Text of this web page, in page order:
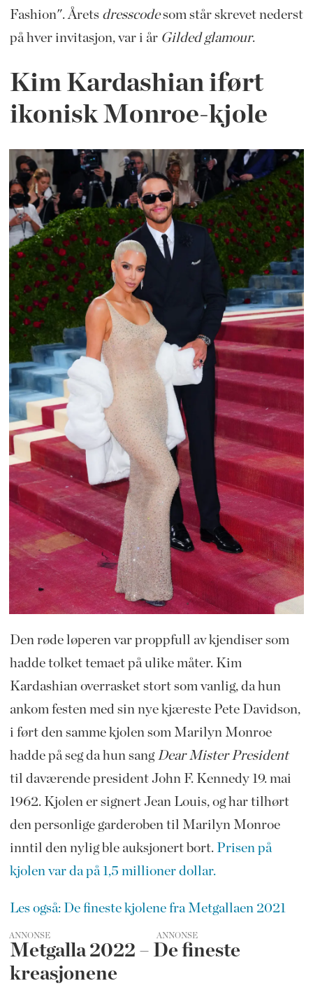
Fashion". Årets dresscodesom står skrevet nederst
på hver invitasjon, var i år Gilded glamour.
Kim Kardashian iført
ikonisk Monroe-kjole
Den røde løperen var proppfull av kjendiser som
hadde tolket temaet på ulike måter. Kim
Kardashian overrasket stort som vanlig, da hun
ankom festen med sin nye kjæreste Pete Davidson,
i ført den samme kjolen som Marilyn Monroe
hadde på seg da hun sangDear Mister President
til daværende president John F. Kennedy 19. mai
1962. Kjolen er signert Jean Louis, og har tilhørt
den personlige garderoben til Marilyn Monroe
inntil den nylig ble auksjonert bort. Prisen på
kjolen var da på 1,5 millioner dollar.
Les også: De fineste kjolene fra Metgallaen 2021
ANNONSE
Metgalla 2022 – De fineste
kreasjonene